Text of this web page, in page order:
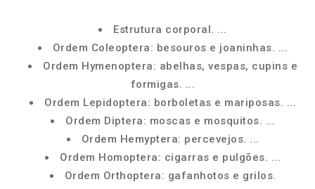
Estrutura corporal. ...
Ordem Coleoptera: besouros e joaninhas. ...
Ordem Hymenoptera: abelhas, vespas, cupins e
formigas. ...
Ordem Lepidoptera: borboletas e mariposas. ...
Ordem Diptera: moscas e mosquitos. ...
Ordem Hemyptera: percevejos. ...
Ordem Homoptera: cigarras e pulgões. ...
Ordem Orthoptera: gafanhotos e grilos.